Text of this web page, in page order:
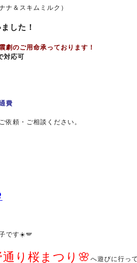
ナ＆スキムミルク）
した！
劇のご用命承っております！
対応可
費
依頼・ご相談ください。
です☀️🪽
通り桜まつり🌸 へ遊びに行っ